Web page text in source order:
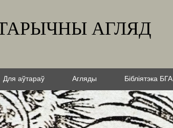
АГЛЯД
Для аўтараў Агляды Бібліятэка БГА